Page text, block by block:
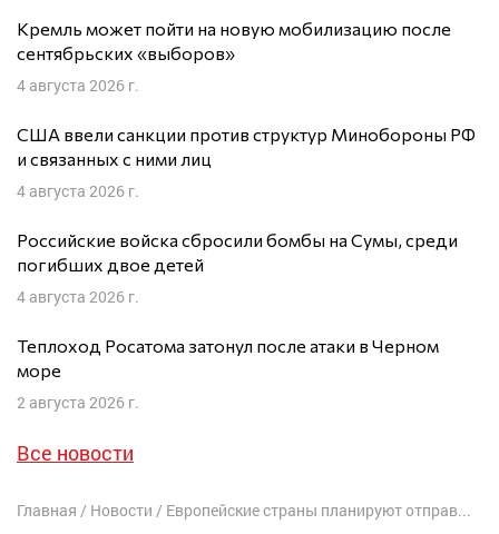
Кремль может пойти на новую мобилизацию после
сентябрьских «выборов»
4 августа 2026 г.
США ввели санкции против структур Минобороны РФ
и связанных с ними лиц
4 августа 2026 г.
Российские войска сбросили бомбы на Сумы, среди
погибших двое детей
4 августа 2026 г.
Теплоход Росатома затонул после атаки в Черном
море
2 августа 2026 г.
Все новости
Главная / Новости / Европейские страны планируют отправить в Украину 30 тысяч военных